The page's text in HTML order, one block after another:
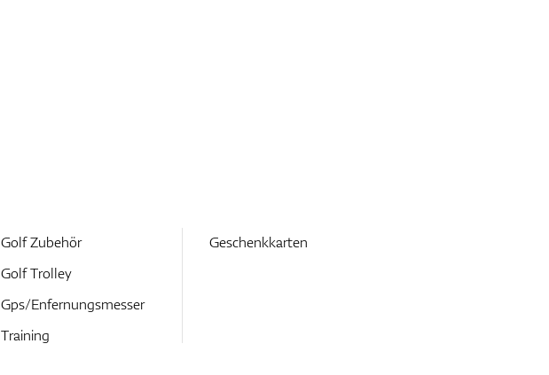
Golf Zubehör
Golf Trolley
Gps/Enfernungsmesser
Training
Geschenkkarten